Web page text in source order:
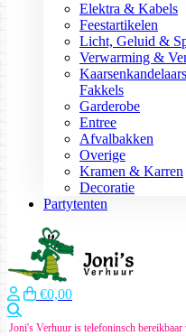
Elektra & Kabels
Feestartikelen
Licht, Geluid &
Verwarming &
Fakkels
Garderobe
Entree
Afvalbakken
Overige
Kramen & Karren
Decoratie
Partytenten
€0,00
Joni's Verhuur is telefoninsch